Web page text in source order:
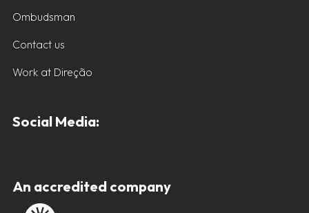
Ombudsman
Contact us
Work at Direção
Social Media:
An accredited company